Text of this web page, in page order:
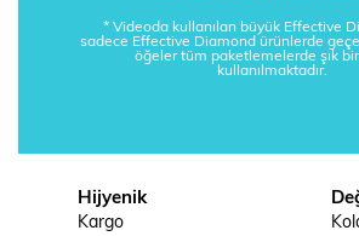
* Videoda kullanılan büyük Effective
sadece Effective Diamond ürünlerde
öğeler tüm paketlemelerde şık
kullanılmaktadır.
Hijyenik
Kargo